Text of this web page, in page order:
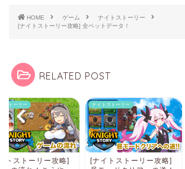
HOME ゲーム
ナイトストーリー
[ナイトストーリー攻略] 全ペットデータ！
RELATED POST
ストーリー
トストーリー攻略]
ナイトストーリー
[ナイトストーリー攻略]